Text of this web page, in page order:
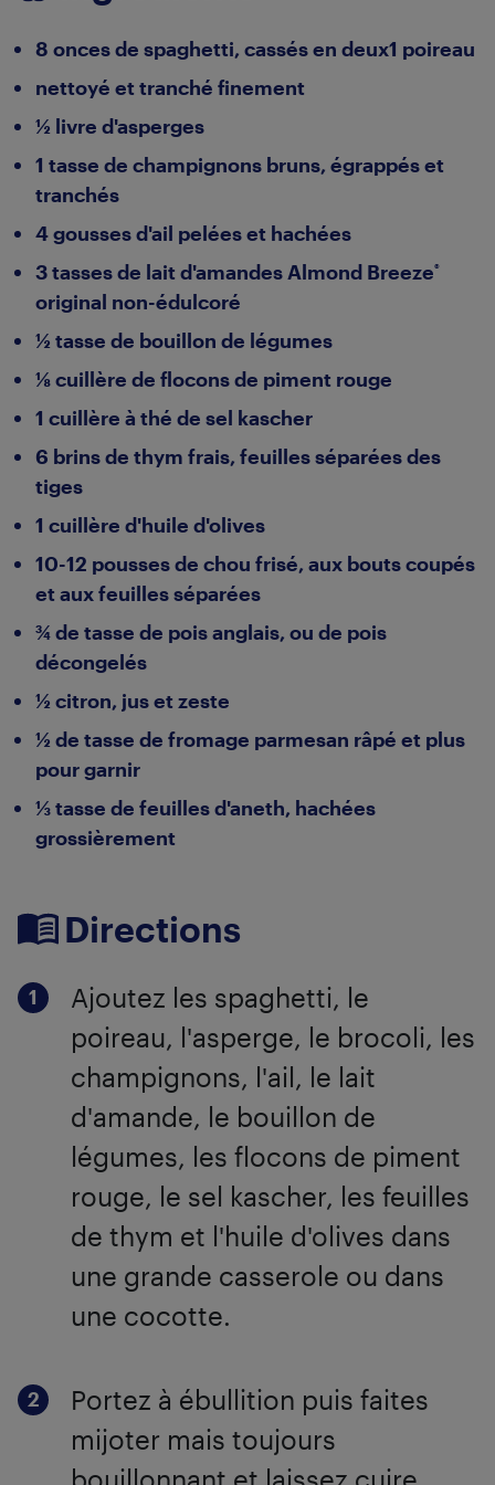
8 onces de spaghetti, cassés en deux1 poireau
nettoyé et tranché finement
½ livre d'asperges
1 tasse de champignons bruns, égrappés et
tranchés
4 gousses d'ail pelées et hachées
3 tasses de lait d'amandes Almond Breeze®
original non-édulcoré
½ tasse de bouillon de légumes
⅛ cuillère de flocons de piment rouge
1 cuillère à thé de sel kascher
6 brins de thym frais, feuilles séparées des
tiges
1 cuillère d'huile d'olives
10-12 pousses de chou frisé, aux bouts coupés
et aux feuilles séparées
¾ de tasse de pois anglais, ou de pois
décongelés
½ citron, jus et zeste
½ de tasse de fromage parmesan râpé et plus
pour garnir
⅓ tasse de feuilles d'aneth, hachées
grossièrement
Directions
Ajoutez les spaghetti, le
poireau, l'asperge, le brocoli, les
champignons, l'ail, le lait
d'amande, le bouillon de
légumes, les flocons de piment
rouge, le sel kascher, les feuilles
de thym et l'huile d'olives dans
une grande casserole ou dans
une cocotte.
Portez à ébullition puis faites
mijoter mais toujours